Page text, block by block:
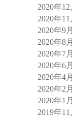
2020年12
2020年11
2020年9月
2020年8月
2020年7月
2020年6月
2020年4月
2020年2月
2020年1月
2019年11